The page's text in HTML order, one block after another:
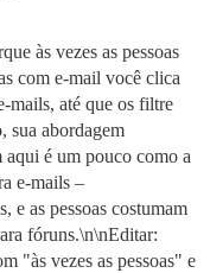
às vezes as pessoas
com e-mail você clica
mails, até que os filtre
sua abordagem
é um pouco como a
e-mails –
e as pessoas costumam
fóruns.\n\nEditar:
"às vezes as pessoas" e